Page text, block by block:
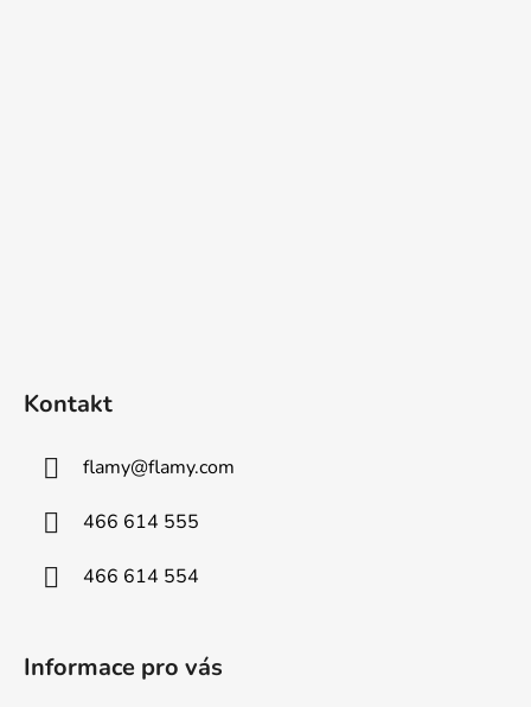
Kontakt
flamy@flamy.com
466 614 555
466 614 554
Informace pro vás